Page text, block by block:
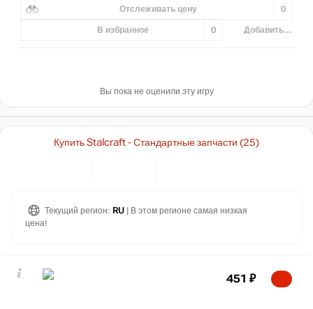
Отслеживать цену 0
В избранное 0 Добавить...
Вы пока не оценили эту игру
Купить Stalcraft - Стандартные запчасти (25)
Текущий регион: RU | В этом регионе самая низкая
цена!
451 ₽